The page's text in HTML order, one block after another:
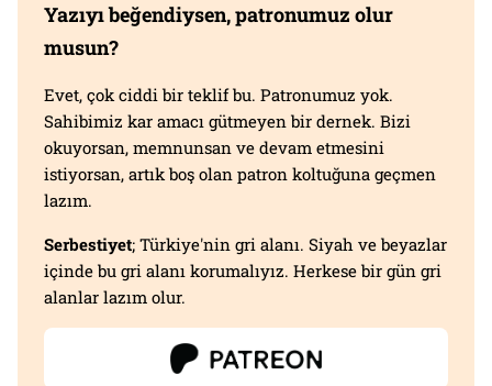
Yazıyı beğendiysen, patronumuz olur
musun?
Evet, çok ciddi bir teklif bu. Patronumuz yok.
Sahibimiz kar amacı gütmeyen bir dernek. Bizi
okuyorsan, memnunsan ve devam etmesini
istiyorsan, artık boş olan patron koltuğuna geçmen
lazım.
Serbestiyet; Türkiye'nin gri alanı. Siyah ve beyazlar
içinde bu gri alanı korumalıyız. Herkese bir gün gri
alanlar lazım olur.